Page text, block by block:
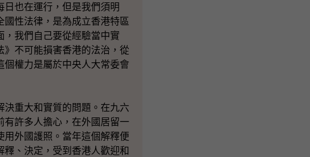
也在運行，但是我們須明
性法律，是為成立香港特區
，我們自己要從經驗當中實
不可能損害香港的法治，從
個權力是屬於中央人大常委會
重大和實質的問題。在九六
有許多人擔心，在外國居留一
外國護照。當年這個解釋便
、決定，受到香港人歡迎和